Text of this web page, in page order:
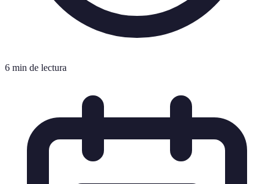
6 min de lectura